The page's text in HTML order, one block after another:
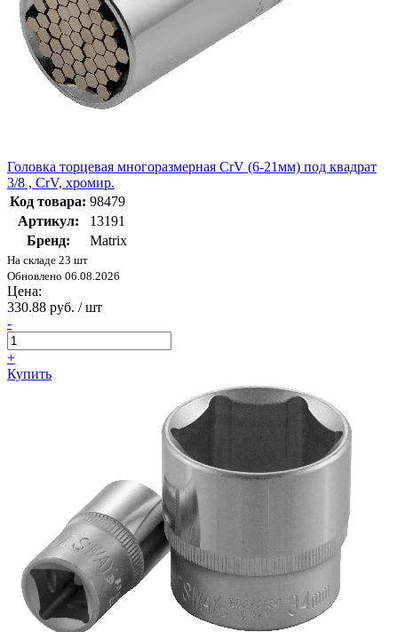
Головка торцевая многоразмерная CrV (6-21мм) под квадрат
3/8 , CrV, хромир.
Код товара: 98479
Артикул:
13191
Бренд:
Matrix
На складе 23 шт
Обновлено 06.08.2026
Цена:
330.88 руб. / шт
-
+
Купить